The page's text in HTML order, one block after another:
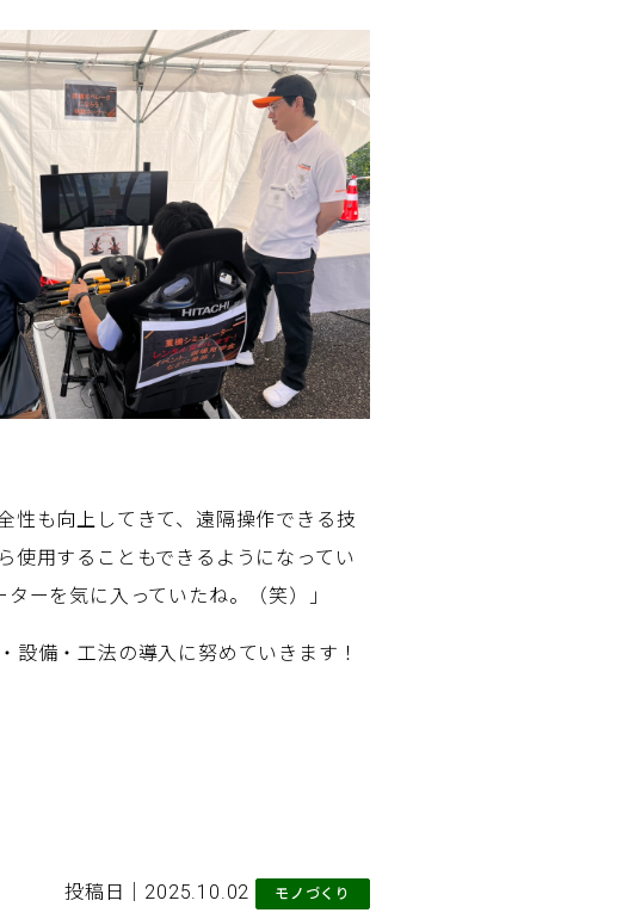
性も向上してきて、遠隔操作できる技
使用することもできるようになってい
ーを気に入っていたね。（笑）」
設備・工法の導入に努めていきます！
投稿日｜2025.10.02 モノづくり